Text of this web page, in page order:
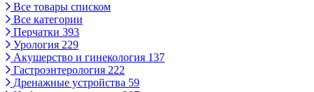
Все товары списком
Все категории
Перчатки 393
Урология 229
Акушерство и гинекология 137
Гастроэнтерология 222
Дренажные устройства 59